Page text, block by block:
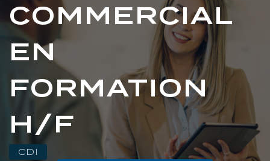
COMMERCIAL
EN
FORMATION
H/F
CDI